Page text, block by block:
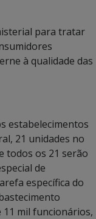
para tratar
à qualidade das
estabelecimentos
21 unidades no
todos os 21 serão
de
específica do
mil funcionários,